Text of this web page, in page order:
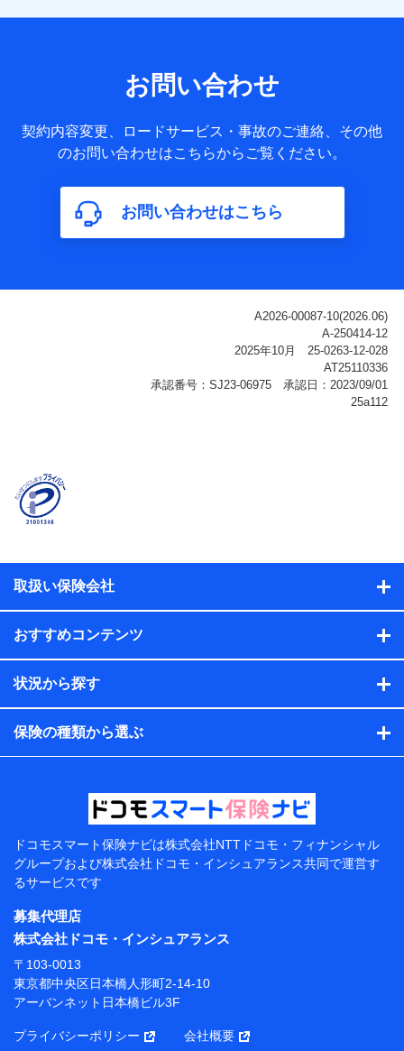
サービス提供等を通じて取得した、以下の情報などの個人デ
基本情報
氏名、電話番号、メールアドレス、お客さまの識別子、
属性、連絡先、dポイントサービスのご利用に関する情
構成、住所、dポイント残高、dポイント利用履歴などが
含まれます。
利用情報
ご契約状態・ご利用履歴インターネット利用時の行動に
関する情報、アプリケーション利用時の行動に関する情
報、購入されたサービスや商品の名称・購入場所・決済
に関する情報、アンケートの回答に関する情報などが含
名、住所、生年月日、性別、保険契約者と被保険者の関
係、保険加入の目的、保険商品の内容、保険料、保険料
のお支払方法、車のメーカーや走行距離などの情報、建
ル内容や送信履歴の情報及び保険の更改案内等を提供し
保険契約情報
当社または株式会社NTTドコモ・フィナンシャルグルー
プが取得し、又は保有する保険契約に関する情報。例と
して、保険契約者及び被保険者の氏名、住所、生年月
日、性別、保険契約者と被保険者の関係、保険加入の目
的、保険商品の内容、保険料、保険料のお支払方法、車
のメーカーや走行距離などの情報、建物の構造や築年数
などの情報、ペットの種類や年齢などの情報などが含ま
提供当事者から受領当事者が個人データを取得する方法
電子的・電磁的方法等
【共同して利用する者の範囲】
当社
株式会社NTTドコモ・フィナンシャルグループ
【利用目的】
当社または株式会社NTTドコモ・フィナンシャルグルー
プが提供する保険関連サービスにおけるユーザー登録受
付および管理のため
当社または株式会社NTTドコモ・フィナンシャルグルー
携会社の保険その他に関する情報を提供するため、また
お問い合わせ
契約内容変更、ロードサービス・事故のご連絡、その他
のお問い合わせはこちらからご覧ください。
お問い合わせはこちら
取扱い保険会社
おすすめコンテンツ
状況から探す
保険の種類から選ぶ
ドコモスマート保険ナビは株式会社NTTドコモ・フィナンシャル
グループおよび株式会社ドコモ・インシュアランス共同で運営す
るサービスです
募集代理店
株式会社ドコモ・インシュアランス
〒103-0013
東京都中央区日本橋人形町2-14-10
アーバンネット日本橋ビル3F
プライバシーポリシー 会社概要